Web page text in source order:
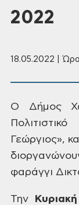
2022
18.05.2022 |
Ο Δήμος
Γεώργιος»,
φαράγγι
Την